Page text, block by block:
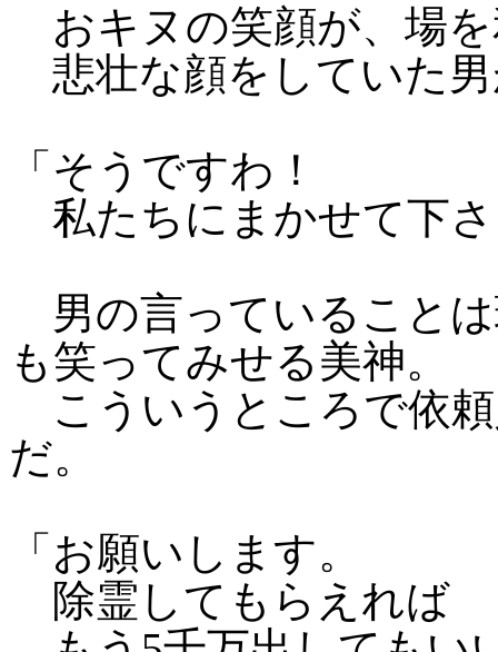
おキヌの笑顔が、場
悲壮な顔をしていた
「そうですわ！
私たちにまかせて下
男の言っていること
も笑ってみせる美神。
こういうところで依
だ。
「お願いします。
除霊してもらえれば